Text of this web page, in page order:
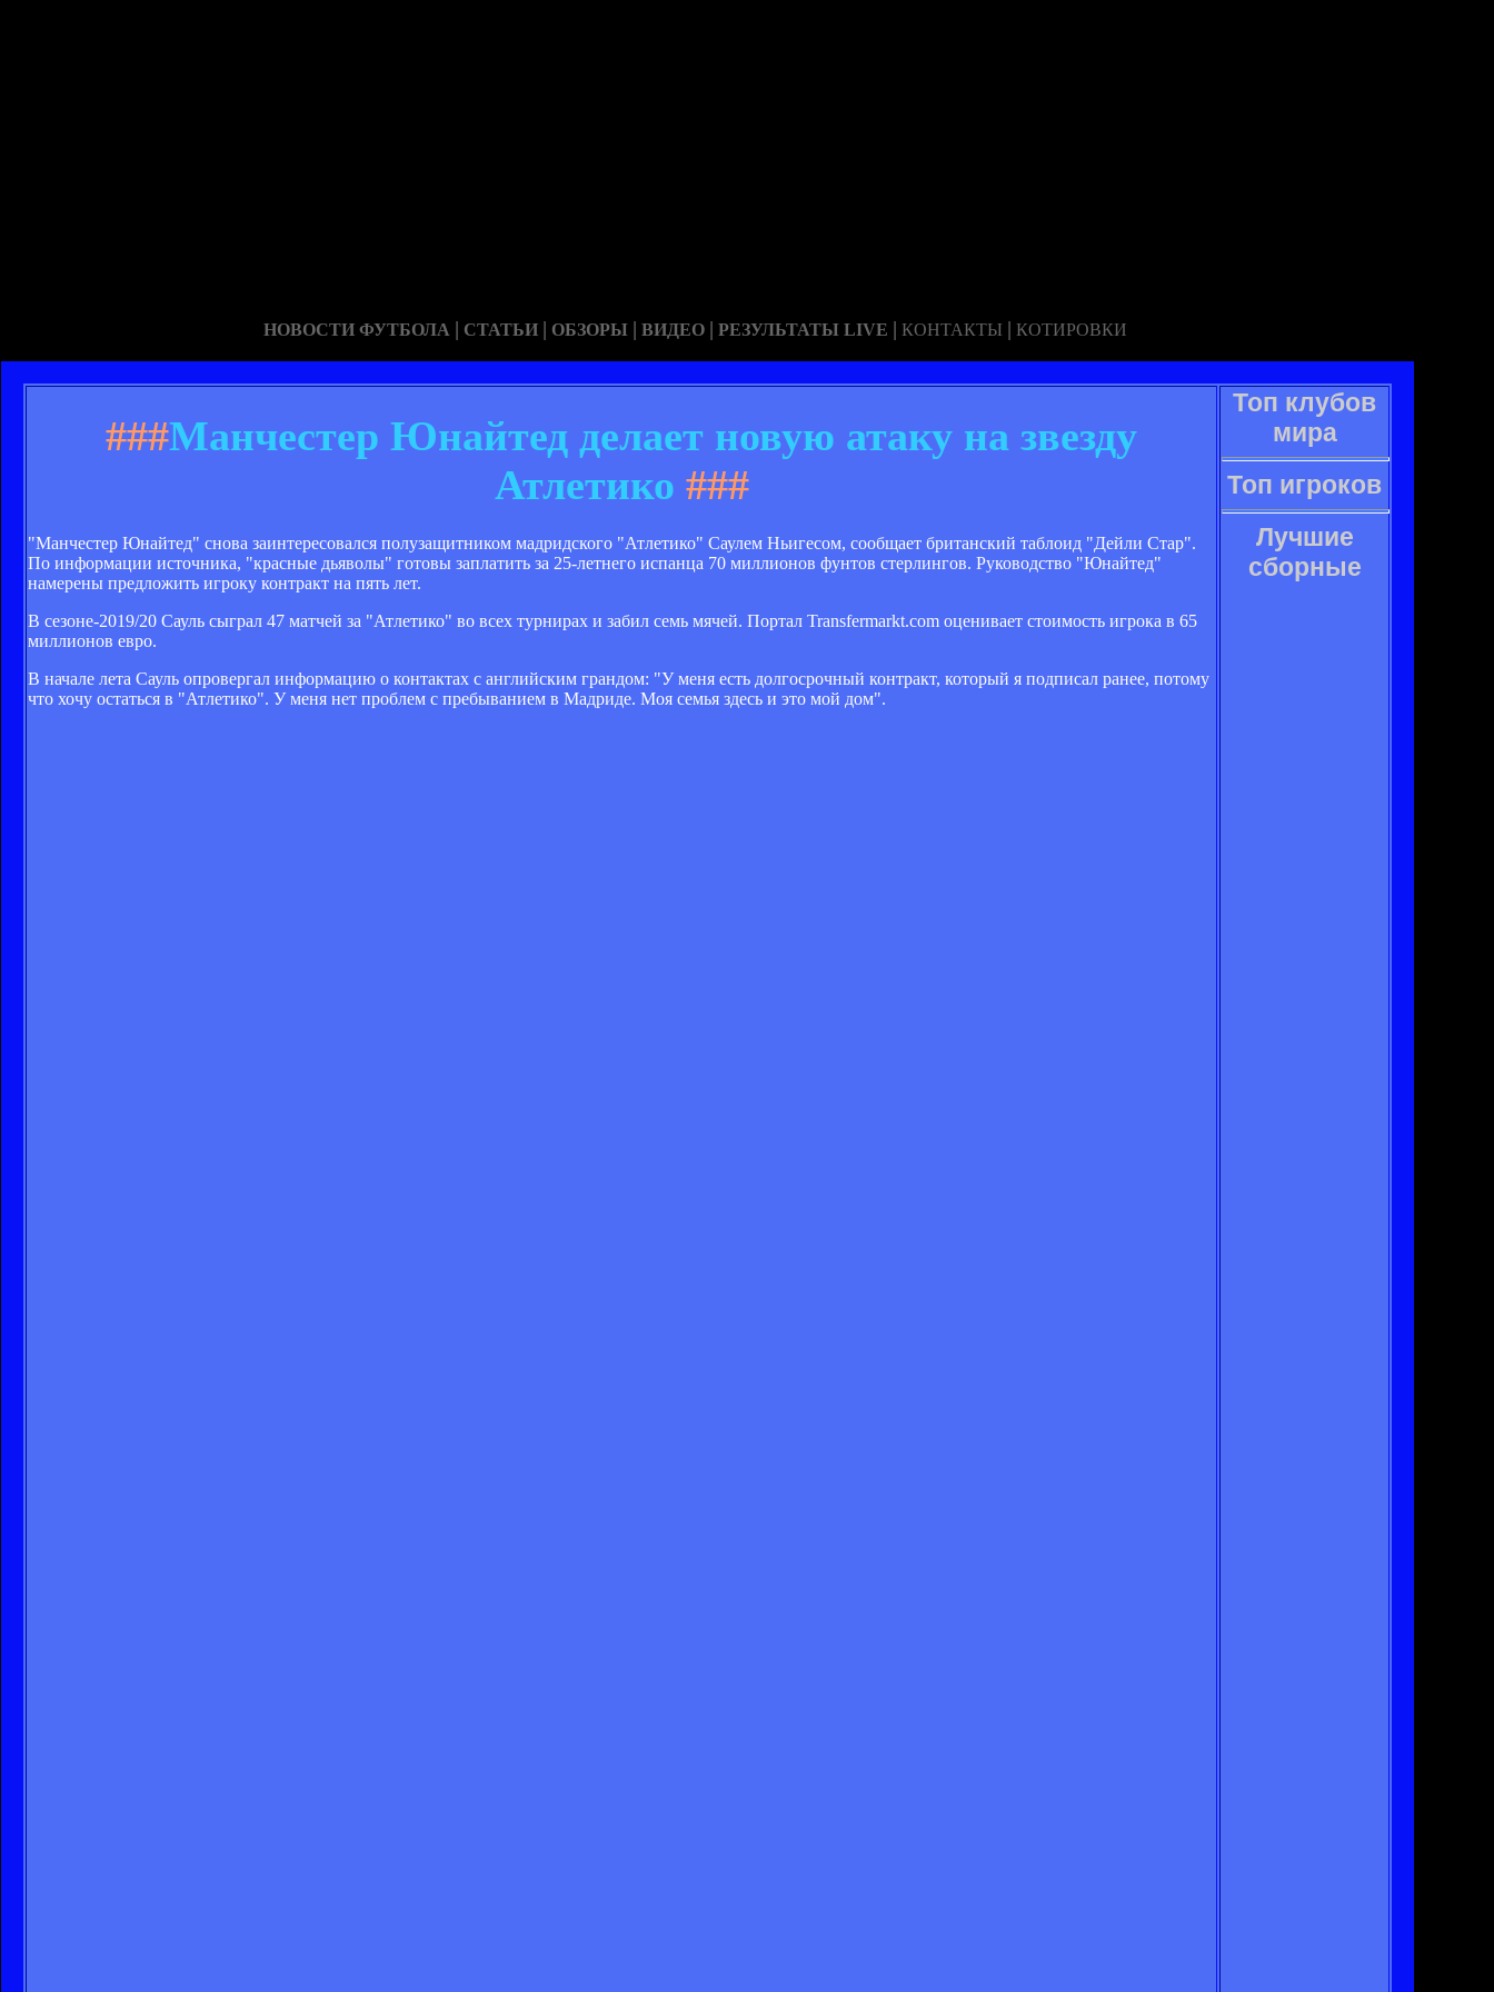
НОВОСТИ ФУТБОЛА | СТАТЬИ | ОБЗОРЫ | ВИДЕО | РЕЗУЛЬТАТЫ LIVE | КОНТАКТЫ | КОТИРОВКИ
###Манчестер Юнайтед делает новую атаку на звезду
Атлетико ###
"Манчестер Юнайтед" снова заинтересовался полузащитником мадридского "Атлетико" Саулем Ньигесом, сообщает британский таблоид "Дейли Стар".
По информации источника, "красные дьяволы" готовы заплатить за 25-летнего испанца 70 миллионов фунтов стерлингов. Руководство "Юнайтед"
намерены предложить игроку контракт на пять лет.
В сезоне-2019/20 Сауль сыграл 47 матчей за "Атлетико" во всех турнирах и забил семь мячей. Портал Transfermarkt.com оценивает стоимость игрока в 65
миллионов евро.
В начале лета Сауль опровергал информацию о контактах с английским грандом: "У меня есть долгосрочный контракт, который я подписал ранее, потому
что хочу остаться в "Атлетико". У меня нет проблем с пребыванием в Мадриде. Моя семья здесь и это мой дом".
Топ клубов
мира
Топ игроков
Лучшие
сборные